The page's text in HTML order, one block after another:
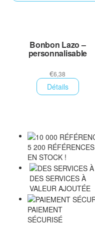
Bonbon Lazo –
personnalisable
€6,38
Détails
5 200 RÉFÉRENCES
EN STOCK !
DES SERVICES À
VALEUR AJOUTÉE
PAIEMENT
SÉCURISÉ